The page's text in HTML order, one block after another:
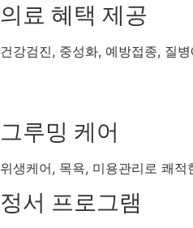
의료 혜택 제공
건강검진, 중성화, 예방접종, 질
그루밍 케어
위생케어, 목욕, 미용관리로 쾌적
정서 프로그램